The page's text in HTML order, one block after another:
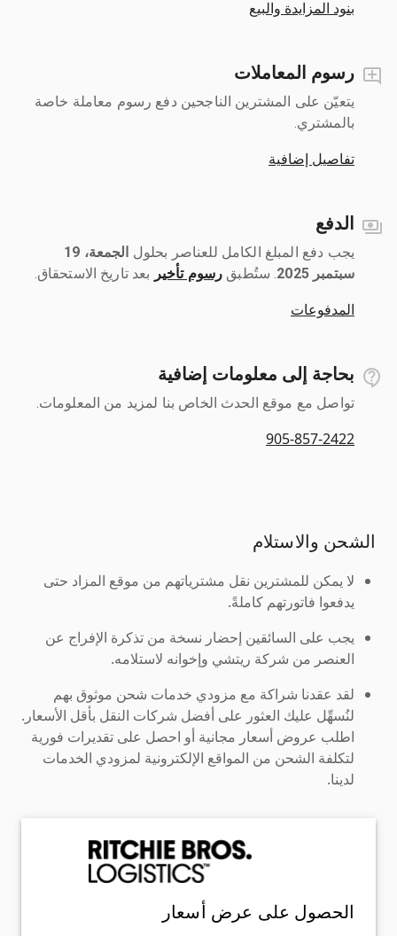
بنود المزايدة والبيع
رسوم المعاملات
يتعيّن على المشترين الناجحين دفع رسوم معاملة خاصة
بالمشتري.
تفاصيل إضافية
الدفع
يجب دفع المبلغ الكامل للعناصر بحلول ‎
الجمعة، 19
سبتمبر 2025
‎. ستُطبق رسوم تأخير بعد تاريخ الاستحقاق.
المدفوعات
بحاجة إلى معلومات إضافية
تواصل مع موقع الحدث الخاص بنا لمزيد من المعلومات.
905-857-2422
الشحن والاستلام
لا يمكن للمشترين نقل مشترياتهم من موقع المزاد حتى
يدفعوا فاتورتهم كاملةً.
يجب على السائقين إحضار نسخة من تذكرة الإفراج عن
العنصر من شركة ريتشي وإخوانه لاستلامه.
لقد عقدنا شراكة مع مزودي خدمات شحن موثوق بهم
لنُسهِّل عليك العثور على أفضل شركات النقل بأقل الأسعار.
اطلب عروض أسعار مجانية أو احصل على تقديرات فورية
لتكلفة الشحن من المواقع الإلكترونية لمزودي الخدمات
لدينا.
الحصول على عرض أسعار